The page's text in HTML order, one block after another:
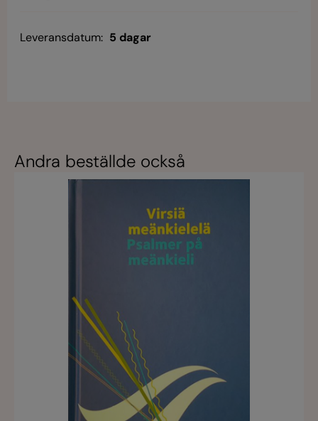
Leveransdatum: 5 dagar
Andra beställde också